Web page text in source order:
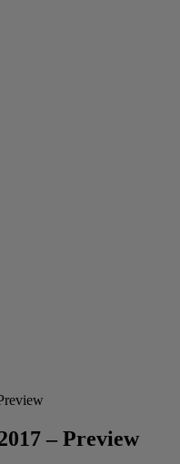
– Preview